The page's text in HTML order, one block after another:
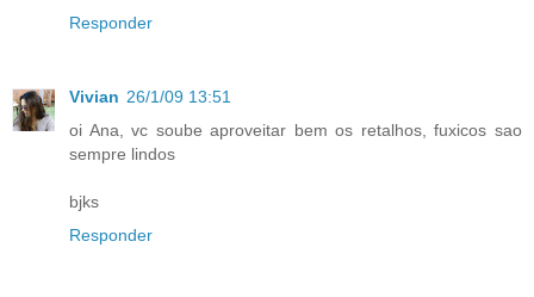
Responder
Vivian 26/1/09 13:51
oi Ana, vc soube aproveitar bem os retalhos, fuxicos sao
sempre lindos
bjks
Responder